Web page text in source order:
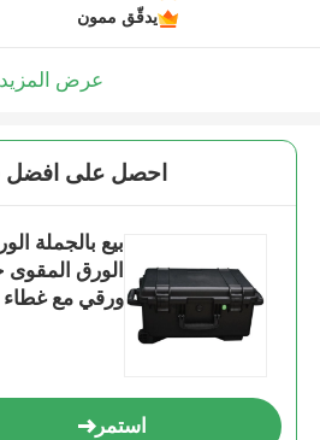
يدقّق ممون
عرض المزيد
احصل على
بيع بالجملة
الورق
ورقي مع
استمر